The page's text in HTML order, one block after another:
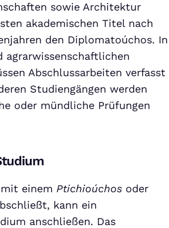
sowie Architektur
akademischen Titel nach
den Diplomatoúchos. In
agrarwissenschaftlichen
Abschlussarbeiten verfasst
Studiengängen werden
oder mündliche Prüfungen
einem Ptichioúchos oder
kann ein
anschließen. Das